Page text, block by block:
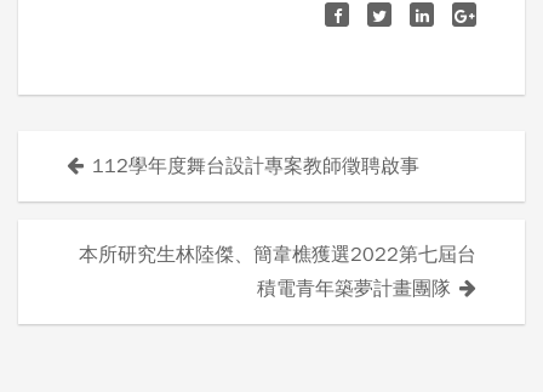
文
覽
112學年度舞台設計專案教師徵聘啟事
本所研究生林陸傑、簡韋樵獲選2022第七屆台
積電青年築夢計畫團隊